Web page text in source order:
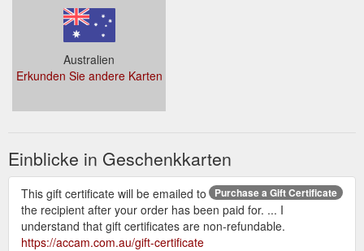
Australien
Erkunden Sie andere Karten
Einblicke in Geschenkkarten
Purchase a Gift Certificate
This gift certificate will be emailed to
the recipient after your order has been paid for. ... I
understand that gift certificates are non-refundable.
https://accam.com.au/gift-certificate